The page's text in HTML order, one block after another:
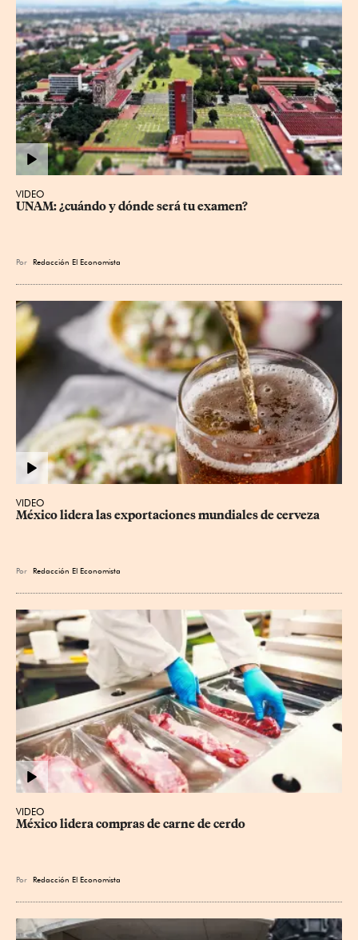
VIDEO
UNAM: ¿cuándo y dónde será tu examen?
Por Redacción El Economista
VIDEO
México lidera las exportaciones mundiales de cerveza
Por Redacción El Economista
VIDEO
México lidera compras de carne de cerdo
Por Redacción El Economista